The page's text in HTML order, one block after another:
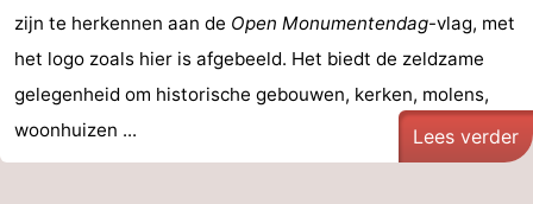
zijn te herkennen aan de Open Monumentendag-vlag, met
het logo zoals hier is afgebeeld. Het biedt de zeldzame
gelegenheid om historische gebouwen, kerken, molens,
woonhuizen ...
Lees verder